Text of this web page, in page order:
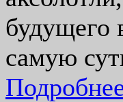
будущего
самую